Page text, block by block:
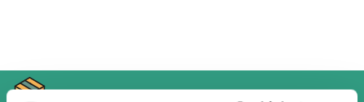
USIAMO SOLO IMBALLAGGI RESISTENTI ED ECOLOGICI